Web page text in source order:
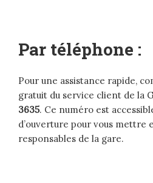
Par téléphone :
Pour une assistance rapide,
gratuit du service client de la
3635. Ce numéro est
d’ouverture pour vous mettre
responsables de la gare.